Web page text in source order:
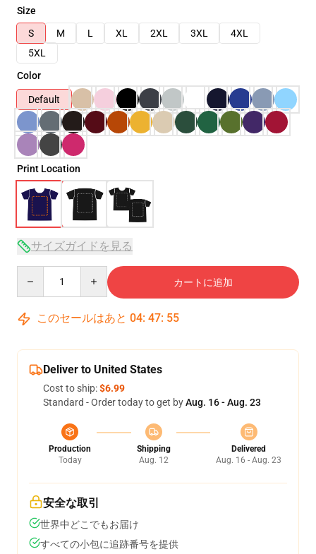
Size
S
M L XL 2XL 3XL
4XL
5XL
Color
Default
Print Location
サイズガイドを見る
カートに追加
このセールはあと 04: 47: 54
Deliver to United States
Cost to ship:$6.99
Standard - Order today to get byAug. 16 - Aug. 23
Production
Today
Shipping
Aug. 12
Delivered
Aug. 16 - Aug. 23
安全な取引
世界中どこでもお届け
すべての小包に追跡番号を提供